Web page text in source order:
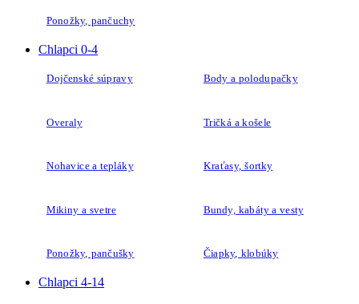
Ponožky, pančuchy
Chlapci 0-4
Dojčenské súpravy Body a polodupačky
Overaly Tričká a košele
Nohavice a tepláky Kraťasy, šortky
Mikiny a svetre Bundy, kabáty a vesty
Ponožky, pančušky Čiapky, klobúky
Chlapci 4-14